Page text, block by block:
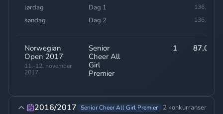
lørdag Dag 1 136,50
søndag Dag 2 136,20
Norwegian
Open 2017
11.–12. november
2017
Senior
Cheer All
Girl
Premier
1 87,00
2016/2017 Senior Cheer All Girl Premier 2 konkurranser